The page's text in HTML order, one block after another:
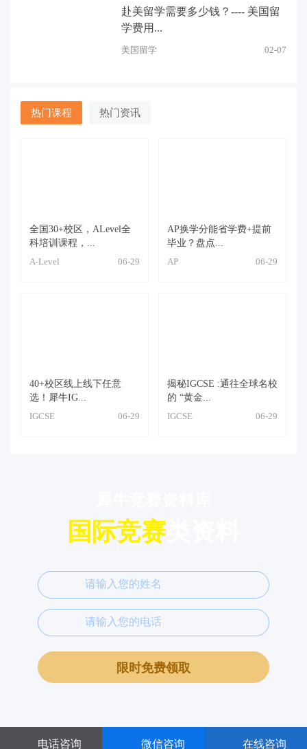
赴美留学需要多少钱？---- 美国留
学费用...
美国留学 02-07
热门课程 热门资讯
全国30+校区，ALevel全
科培训课程，...
A-Level
06-29
AP换学分能省学费+提前
毕业？盘点...
AP
06-29
40+校区线上线下任意
选！犀牛IG...
IGCSE
06-29
揭秘IGCSE :通往全球名校
的 “黄金...
IGCSE
06-29
国际竞赛类资料
限时免费领取
电话咨询 微信咨询 在线咨询